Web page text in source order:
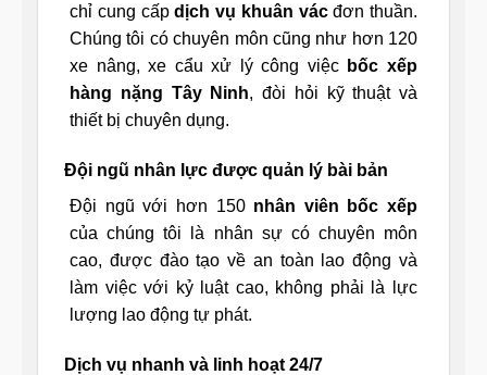
chỉ cung cấpdịch vụ khuân vácđơn thuần.
Chúng tôi có chuyên môn cũng như hơn 120
xe nâng, xe cẩu xử lý công việc bốc xếp
hàng nặng Tây Ninh, đòi hỏi kỹ thuật và
thiết bị chuyên dụng.
Đội ngũ nhân lực được quản lý bài bản
Đội ngũ với hơn 150 nhân viên bốc xếp
của chúng tôi là nhân sự có chuyên môn
cao, được đào tạo về an toàn lao động và
làm việc với kỷ luật cao, không phải là lực
lượng lao động tự phát.
Dịch vụ nhanh và linh hoạt 24/7